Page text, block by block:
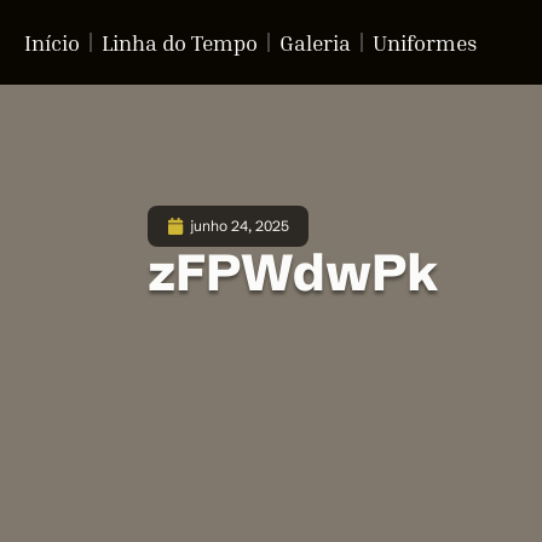
Início Linha do Tempo Galeria Uniformes
junho 24, 2025
zFPWdwPk